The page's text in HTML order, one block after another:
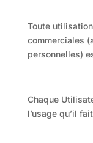
Toute
commerciales
personnelles)
Chaque
l’usage qu’il